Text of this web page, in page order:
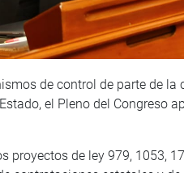
de control de parte de la
el Pleno del Congreso
proyectos de ley 979, 1053,